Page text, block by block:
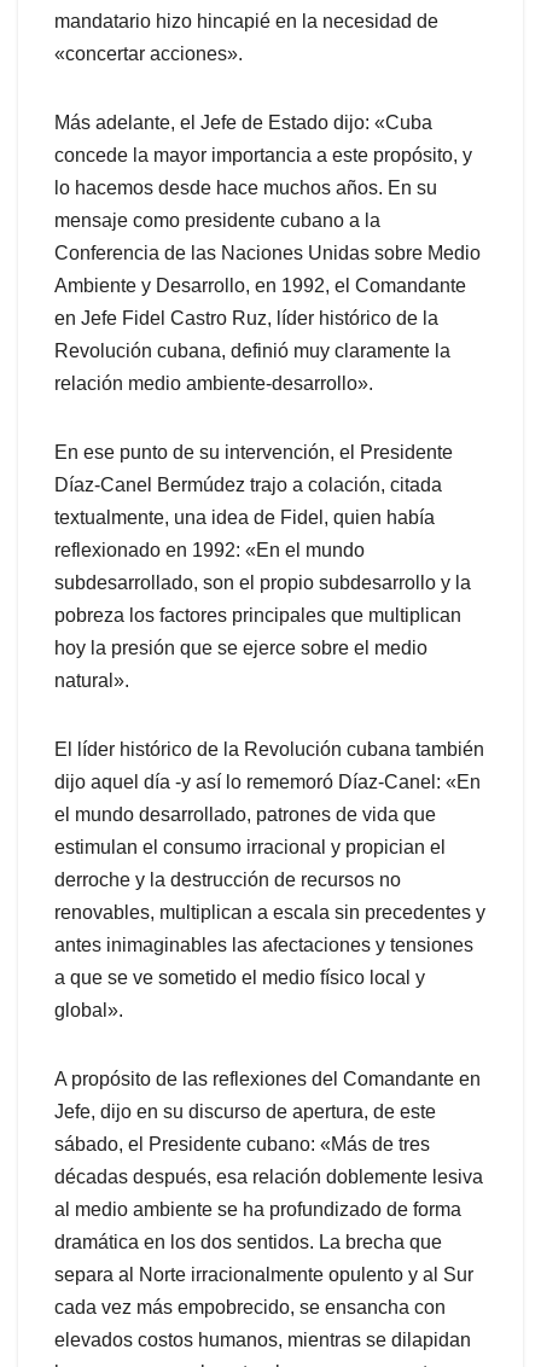
mandatario hizo hincapié en la necesidad de
«concertar acciones».
Más adelante, el Jefe de Estado dijo: «Cuba
concede la mayor importancia a este propósito, y
lo hacemos desde hace muchos años. En su
mensaje como presidente cubano a la
Conferencia de las Naciones Unidas sobre Medio
Ambiente y Desarrollo, en 1992, el Comandante
en Jefe Fidel Castro Ruz, líder histórico de la
Revolución cubana, definió muy claramente la
relación medio ambiente-desarrollo».
En ese punto de su intervención, el Presidente
Díaz-Canel Bermúdez trajo a colación, citada
textualmente, una idea de Fidel, quien había
reflexionado en 1992: «En el mundo
subdesarrollado, son el propio subdesarrollo y la
pobreza los factores principales que multiplican
hoy la presión que se ejerce sobre el medio
natural».
El líder histórico de la Revolución cubana también
dijo aquel día -y así lo rememoró Díaz-Canel: «En
el mundo desarrollado, patrones de vida que
estimulan el consumo irracional y propician el
derroche y la destrucción de recursos no
renovables, multiplican a escala sin precedentes y
antes inimaginables las afectaciones y tensiones
a que se ve sometido el medio físico local y
global».
A propósito de las reflexiones del Comandante en
Jefe, dijo en su discurso de apertura, de este
sábado, el Presidente cubano: «Más de tres
décadas después, esa relación doblemente lesiva
al medio ambiente se ha profundizado de forma
dramática en los dos sentidos. La brecha que
separa al Norte irracionalmente opulento y al Sur
cada vez más empobrecido, se ensancha con
elevados costos humanos, mientras se dilapidan